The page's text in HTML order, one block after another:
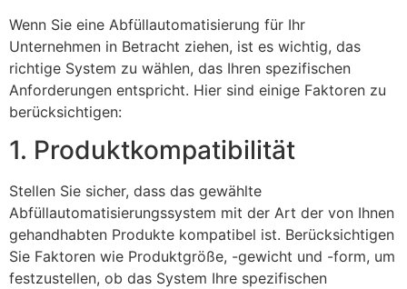
Wenn Sie eine Abfüllautomatisierung für Ihr
Unternehmen in Betracht ziehen, ist es wichtig, das
richtige System zu wählen, das Ihren spezifischen
Anforderungen entspricht. Hier sind einige Faktoren zu
berücksichtigen:
1. Produktkompatibilität
Stellen Sie sicher, dass das gewählte
Abfüllautomatisierungssystem mit der Art der von Ihnen
gehandhabten Produkte kompatibel ist. Berücksichtigen
Sie Faktoren wie Produktgröße, -gewicht und -form, um
festzustellen, ob das System Ihre spezifischen